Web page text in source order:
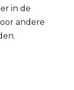
in de
andere